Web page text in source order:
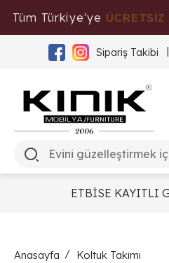
Tüm Türkiye'ye ÜCRETSİZ
Sipariş Takibi
ETBİSE KAYITLI
Anasayfa Koltuk Takımı